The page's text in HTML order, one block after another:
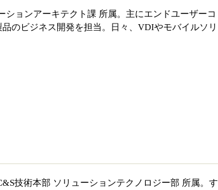
ョンアーキテクト課 所属。主にエンドユーザーコ
のビジネス開発を担当。日々、VDIやモバイルソリ
技術本部 ソリューションテクノロジー部 所属。す